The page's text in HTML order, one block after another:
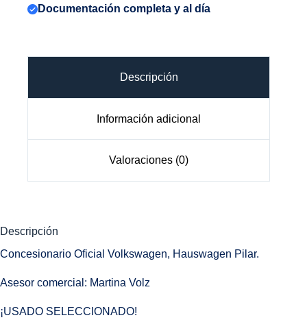
Documentación completa y al día
Descripción
Información adicional
Valoraciones (0)
Descripción
Concesionario Oficial Volkswagen, Hauswagen Pilar.
Asesor comercial: Martina Volz
¡USADO SELECCIONADO!